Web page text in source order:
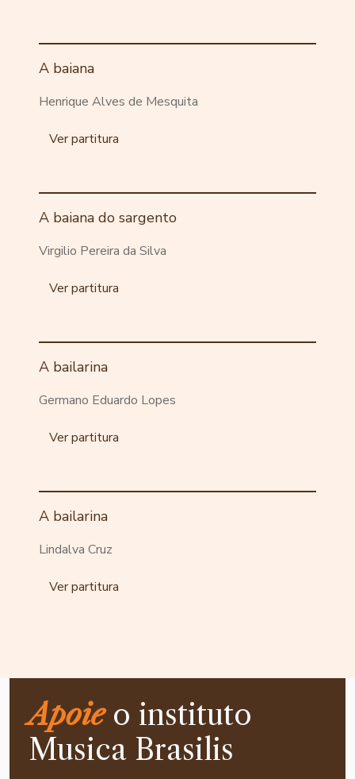
A baiana
Henrique Alves de Mesquita
Ver partitura
A baiana do sargento
Virgilio Pereira da Silva
Ver partitura
A bailarina
Germano Eduardo Lopes
Ver partitura
A bailarina
Lindalva Cruz
Ver partitura
Apoieo instituto
Musica Brasilis